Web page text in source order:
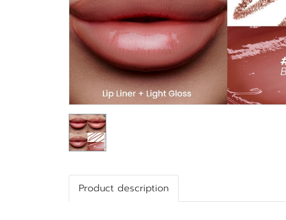
Product description